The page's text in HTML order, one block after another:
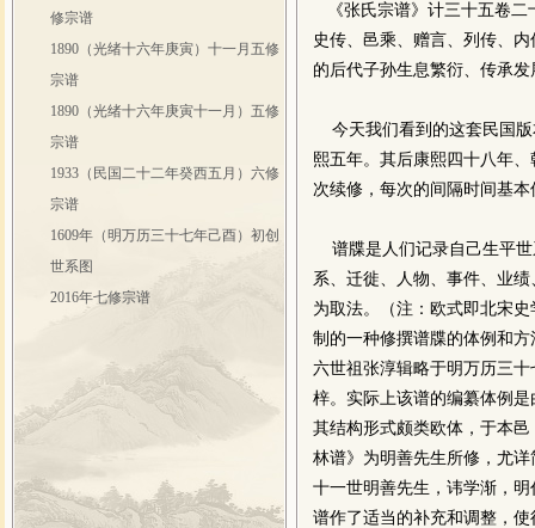
修宗谱
1890（光绪十六年庚寅）十一月五修
宗谱
1890（光绪十六年庚寅十一月）五修
宗谱
1933（民国二十二年癸西五月）六修
宗谱
1609年（明万历三十七年己酉）初创
世系图
2016年七修宗谱
《张氏宗谱》计三十五卷二
史传、邑乘、赠言、列传、
的后代子孙生息繁衍、传承
今天我们看到的这套民国版
熙五年。其后康熙四十八年
次续修，每次的间隔时间基
谱牒是人们记录自己生平世
系、迁徙、人物、事件、业
为取法。（注：欧式即北宋
制的一种修撰谱牒的体例和
六世祖张淳辑略于明万历三
梓。实际上该谱的编纂体例
其结构形式颇类欧体，于本
林谱》为明善先生所修，尤
十一世明善先生，讳学渐，
谱作了适当的补充和调整，